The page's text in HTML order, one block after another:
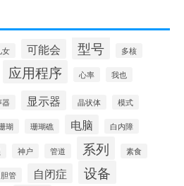
女 可能会 型号 多核
应用程序 心率 我也
器 显示器 晶状体 模式
瑚 珊瑚礁 电脑 白内障
神户 管道 系列 素食
胆管 自闭症
设备